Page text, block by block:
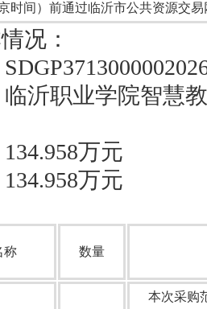
时间）前通过临沂市公共资源交易
况：
临沂职业学院智慧
134.958万元
134.958万元
称 数量
本次采购